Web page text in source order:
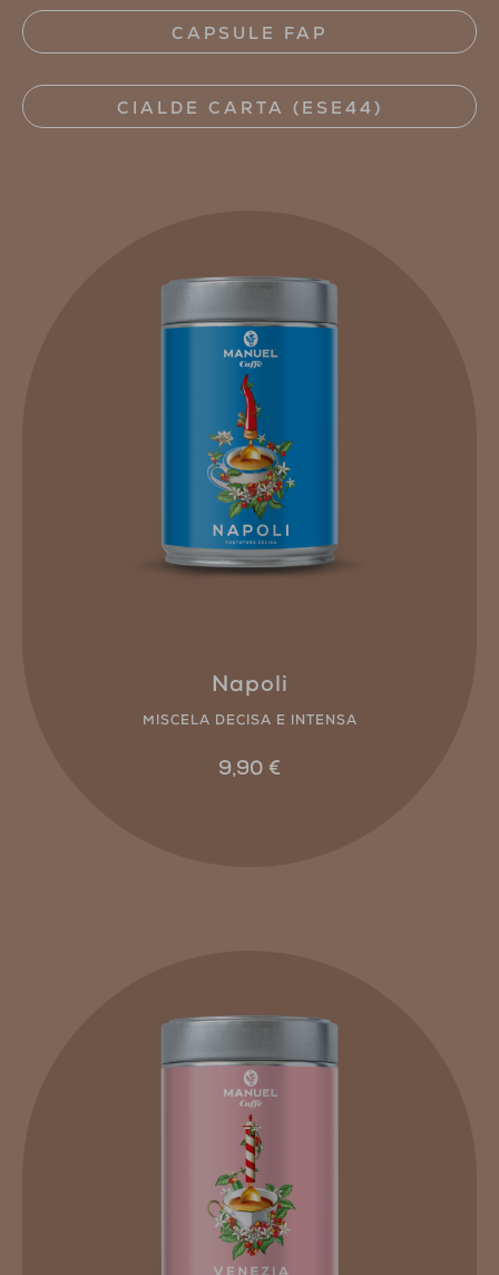
CAPSULE FAP
CIALDE CARTA (ESE44)
Napoli
MISCELA DECISA E INTENSA
9,90 €